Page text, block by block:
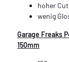
hoher Cut
wenig
Garage Freaks
150mm